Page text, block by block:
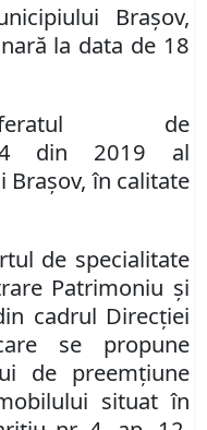
Brașov,
la data de 18
de
din 2019 al
Braşov, în calitate
de specialitate
Patrimoniu şi
cadrul Direcției
se propune
de preemţiune
situat în